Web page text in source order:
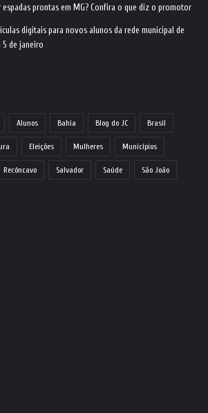
prontas em MG? Confira o que diz o promotor
digitais para novos alunos da rede municipal de
5 de janeiro
Alunos Bahia Blog do JC Brasil
Eleições Mulheres Municípios
Recôncavo Salvador Saúde São João